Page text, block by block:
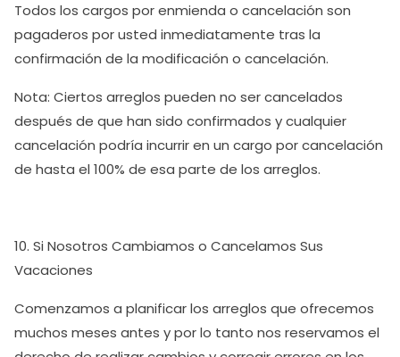
Todos los cargos por enmienda o cancelación son
pagaderos por usted inmediatamente tras la
confirmación de la modificación o cancelación.
Nota: Ciertos arreglos pueden no ser cancelados
después de que han sido confirmados y cualquier
cancelación podría incurrir en un cargo por cancelación
de hasta el 100% de esa parte de los arreglos.
10. Si Nosotros Cambiamos o Cancelamos Sus
Vacaciones
Comenzamos a planificar los arreglos que ofrecemos
muchos meses antes y por lo tanto nos reservamos el